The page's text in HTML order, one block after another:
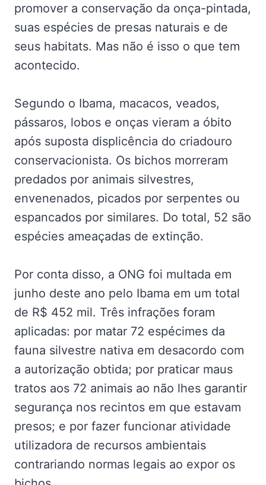
promover a conservação da onça-pintada,
suas espécies de presas naturais e de
seus habitats. Mas não é isso o que tem
acontecido.
Segundo o Ibama, macacos, veados,
pássaros, lobos e onças vieram a óbito
após suposta displicência do criadouro
conservacionista. Os bichos morreram
predados por animais silvestres,
envenenados, picados por serpentes ou
espancados por similares. Do total, 52 são
espécies ameaçadas de extinção.
Por conta disso, a ONG foi multada em
junho deste ano pelo Ibama em um total
de R$ 452 mil. Três infrações foram
aplicadas: por matar 72 espécimes da
fauna silvestre nativa em desacordo com
a autorização obtida; por praticar maus
tratos aos 72 animais ao não lhes garantir
segurança nos recintos em que estavam
presos; e por fazer funcionar atividade
utilizadora de recursos ambientais
contrariando normas legais ao expor os